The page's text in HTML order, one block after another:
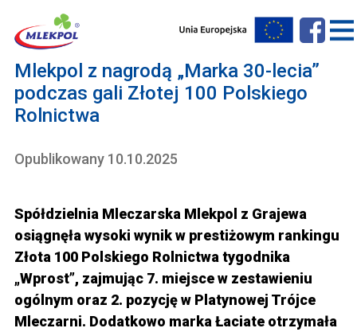
Mlekpol z nagrodą „Marka 30-lecia”
podczas gali Złotej 100 Polskiego
Rolnictwa
Opublikowany 10.10.2025
Spółdzielnia Mleczarska Mlekpol z Grajewa
osiągnęła wysoki wynik w prestiżowym rankingu
Złota 100 Polskiego Rolnictwa tygodnika
„Wprost”, zajmując 7. miejsce w zestawieniu
ogólnym oraz 2. pozycję w Platynowej Trójce
Mleczarni. Dodatkowo marka Łaciate otrzymała